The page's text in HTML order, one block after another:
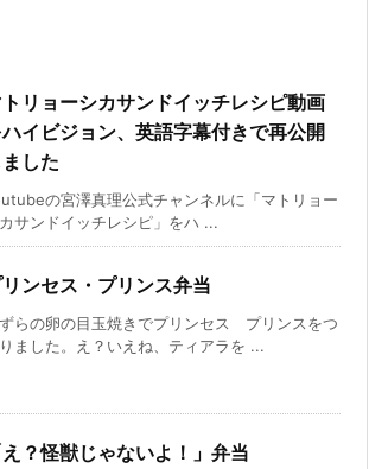
リョーシカサンドイッチレシピ動画
イビジョン、英語字幕付きで再公開
ました
の宮澤真理公式チャンネルに「マトリョー
サンドイッチレシピ」をハ ...
ンセス・プリンス弁当
らの卵の目玉焼きでプリンセス プリンスをつ
ました。え？いえね、ティアラを ...
え？怪獣じゃないよ！」弁当